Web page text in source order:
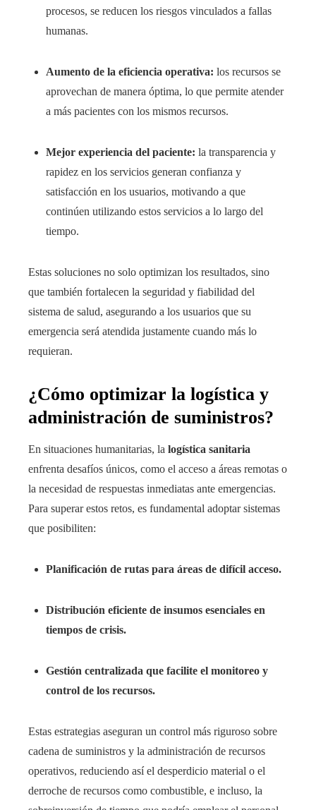
procesos, se reducen los riesgos vinculados a fallas
humanas.
Aumento de la eficiencia operativa: los recursos se
aprovechan de manera óptima, lo que permite atender
a más pacientes con los mismos recursos.
Mejor experiencia del paciente: la transparencia y
rapidez en los servicios generan confianza y
satisfacción en los usuarios, motivando a que
continúen utilizando estos servicios a lo largo del
tiempo.
Estas soluciones no solo optimizan los resultados, sino
que también fortalecen la seguridad y fiabilidad del
sistema de salud, asegurando a los usuarios que su
emergencia será atendida justamente cuando más lo
requieran.
¿Cómo optimizar la logística y
administración de suministros?
En situaciones humanitarias, la logística sanitaria
enfrenta desafíos únicos, como el acceso a áreas remotas o
la necesidad de respuestas inmediatas ante emergencias.
Para superar estos retos, es fundamental adoptar sistemas
que posibiliten:
Planificación de rutas para áreas de difícil acceso.
Distribución eficiente de insumos esenciales en
tiempos de crisis.
Gestión centralizada que facilite el monitoreo y
control de los recursos.
Estas estrategias aseguran un control más riguroso sobre
cadena de suministros y la administración de recursos
operativos, reduciendo así el desperdicio material o el
derroche de recursos como combustible, e incluso, la